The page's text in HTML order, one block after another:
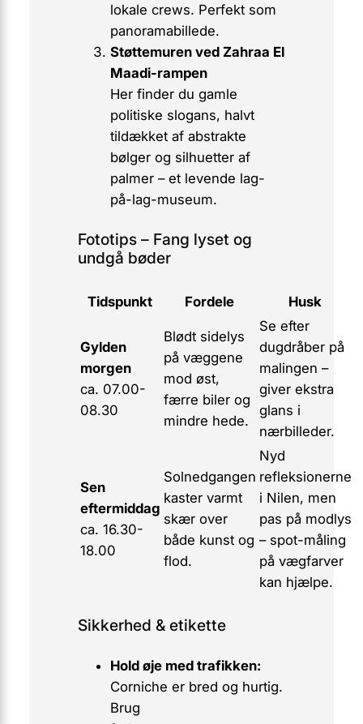
lokale crews. Perfekt som
panoramabillede.
Støttemuren ved Zahraa El
Maadi-rampen
Her finder du gamle
politiske slogans, halvt
tildækket af abstrakte
bølger og silhuetter af
palmer – et levende lag-
på-lag-museum.
Fototips – Fang lyset og
undgå bøder
Tidspunkt Fordele Husk
Gylden
morgen
ca. 07.00-
08.30
Blødt sidelys
på væggene
mod øst,
færre biler og
mindre hede.
Se efter
dugdråber på
malingen –
giver ekstra
glans i
nærbilleder.
Sen
eftermiddag
ca. 16.30-
18.00
Solnedgangen
kaster varmt
skær over
både kunst og
flod.
Nyd
refleksionerne
i Nilen, men
pas på modlys
– spot-måling
på vægfarver
kan hjælpe.
Sikkerhed & etikette
Hold øje med trafikken:
Corniche er bred og hurtig.
Brug